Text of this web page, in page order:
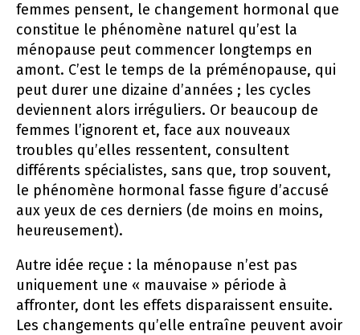
femmes pensent, le changement hormonal que
constitue le phénomène naturel qu’est la
ménopause peut commencer longtemps en
amont. C’est le temps de la préménopause, qui
peut durer une dizaine d’années ; les cycles
deviennent alors irréguliers. Or beaucoup de
femmes l’ignorent et, face aux nouveaux
troubles qu’elles ressentent, consultent
différents spécialistes, sans que, trop souvent,
le phénomène hormonal fasse figure d’accusé
aux yeux de ces derniers (de moins en moins,
heureusement).
Autre idée reçue : la ménopause n’est pas
uniquement une « mauvaise » période à
affronter, dont les effets disparaissent ensuite.
Les changements qu’elle entraîne peuvent avoir